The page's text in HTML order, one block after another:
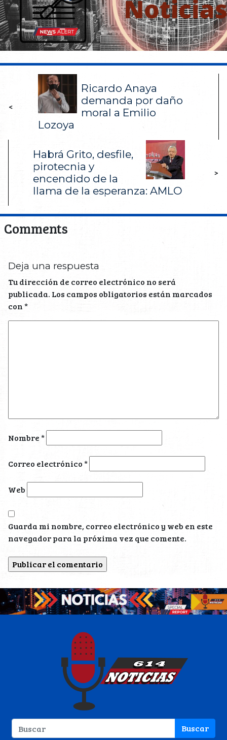
<
Ricardo Anaya
demanda por daño
moral a Emilio
Lozoya
Habrá Grito, desfile,
pirotecnia y
encendido de la
llama de la esperanza: AMLO
>
Comments
Deja una respuesta
Tu dirección de correo electrónico no será
publicada. Los campos obligatorios están marcados
con*
Nombre*
Correo electrónico*
Web
Guarda mi nombre, correo electrónico y web en este
navegador para la próxima vez que comente.